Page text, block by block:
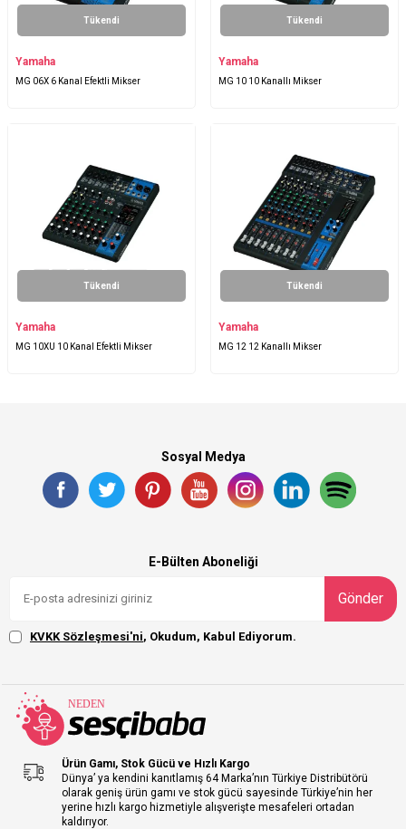
Tükendi
Yamaha
MG 06X 6 Kanal Efektli Mikser
Tükendi
Yamaha
MG 10 10 Kanallı Mikser
Tükendi
Yamaha
MG 10XU 10 Kanal Efektli Mikser
Tükendi
Yamaha
MG 12 12 Kanallı Mikser
Sosyal Medya
E-Bülten Aboneliği
Gönder
KVKK Sözleşmesi'ni, Okudum, Kabul Ediyorum.
Ürün Gamı, Stok Gücü ve Hızlı Kargo
Dünya’ ya kendini kanıtlamış 64 Marka’nın Türkiye Distribütörü
olarak geniş ürün gamı ve stok gücü sayesinde Türkiye’nin her
yerine hızlı kargo hizmetiyle alışverişte mesafeleri ortadan
kaldırıyor.